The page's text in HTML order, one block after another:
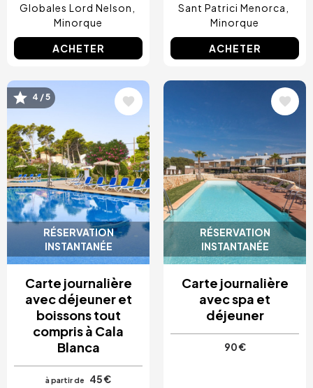
Globales Lord Nelson
Minorque
ACHETER
Sant Patrici Menorca
Minorque
ACHETER
RÉSERVATION
INSTANTANÉE
Image
4 / 5
Carte journalière
avec déjeuner et
boissons tout
compris à Cala
Blanca
à partir de
45 €
RÉSERVATION
INSTANTANÉE
Carte journalière
avec spa et
déjeuner
90 €